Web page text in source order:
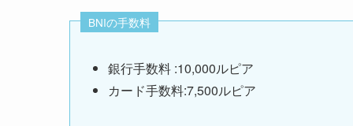
BNIの手数料
銀行手数料 :10,000ルピア
カード手数料:7,500ルピア